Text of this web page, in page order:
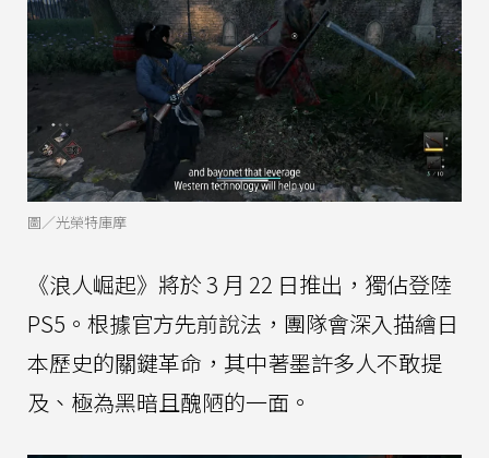
圖／光榮特庫摩
《浪人崛起》將於 3 月 22 日推出，獨佔登陸
PS5。根據官方先前說法，團隊會深入描繪日
本歷史的關鍵革命，其中著墨許多人不敢提
及、極為黑暗且醜陋的一面。